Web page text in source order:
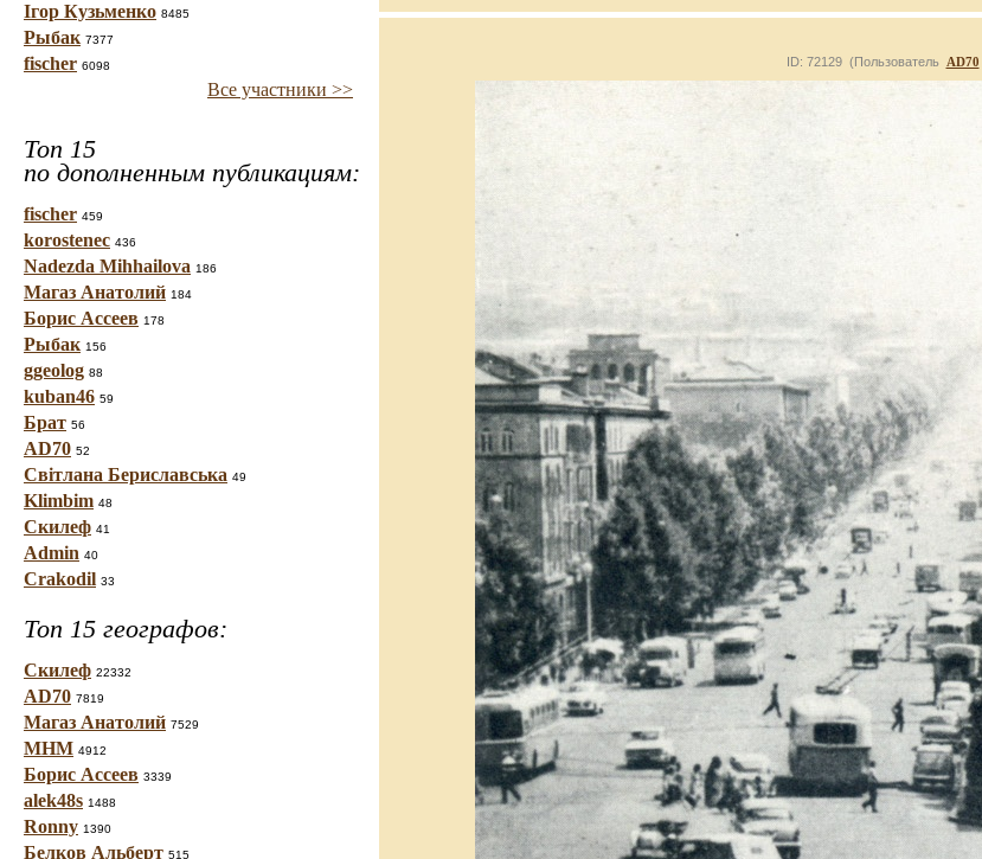
Ігор Кузьменко 8485
Рыбак 7377
fischer 6098
Все участники >>
Топ 15
по дополненным публикациям:
fischer 459
korostenec 436
Nadezda Mihhailova 186
Магаз Анатолий 184
Борис Ассеев 178
Рыбак 156
ggeolog 88
kuban46 59
Брат 56
AD70 52
Світлана Бериславська 49
Klimbim 48
Скилеф 41
Admin 40
Crakodil 33
Топ 15 географов:
Скилеф 22332
AD70 7819
Магаз Анатолий 7529
МНМ 4912
Борис Ассеев 3339
alek48s 1488
Ronny 1390
Белков Альберт 515
ID: 72129 (Пользователь AD70